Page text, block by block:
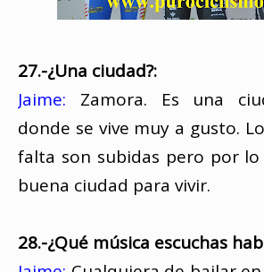
27.-¿Una ciudad?:
Jaime: Zamora. Es una
donde se vive muy a gusto.
falta son subidas pero por lo
buena ciudad para vivir.
28.-¿Qué música escuchas